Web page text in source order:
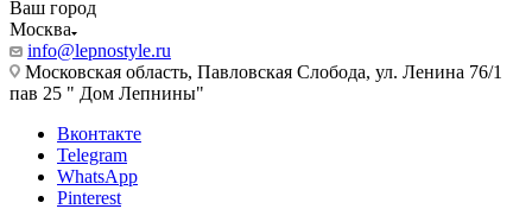
Ваш город
Москва
info@lepnostyle.ru
Московская область, Павловская Слобода, ул. Ленина 76/1
пав 25 " Дом Лепнины"
Вконтакте
Telegram
WhatsApp
Pinterest